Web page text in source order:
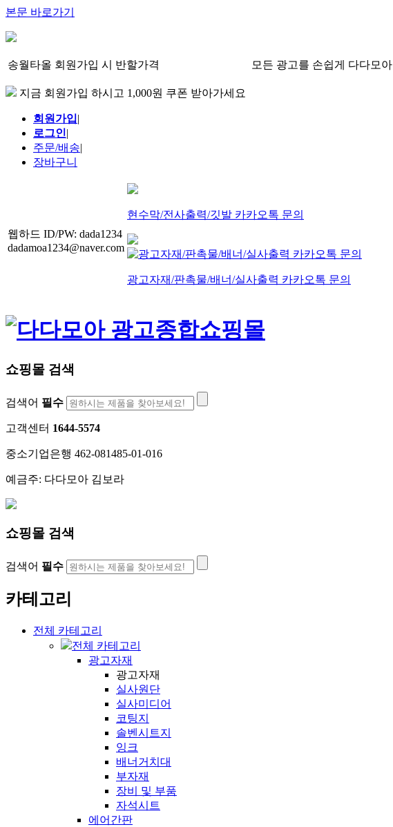
본문 바로가기
송월타올 회원가입 시 반할가격 모든 광고를 손쉽게 다다모아
지금 회원가입 하시고 1,000원 쿠폰 받아가세요
회원가입|
로그인|
주문/배송|
장바구니
웹하드 ID/PW: dada1234
dadamoa1234@naver.com
현수막/전사출력/깃발 카카오톡 문의
광고자재/판촉물/배너/실사출력 카카오톡 문의
쇼핑몰 검색
검색어 필수
고객센터 1644-5574
중소기업은행 462-081485-01-016
예금주: 다다모아 김보라
쇼핑몰 검색
검색어 필수
카테고리
전체 카테고리
전체 카테고리
광고자재
광고자재
실사원단
실사미디어
코팅지
솔벤시트지
잉크
배너거치대
부자재
장비 및 부품
자석시트
에어간판